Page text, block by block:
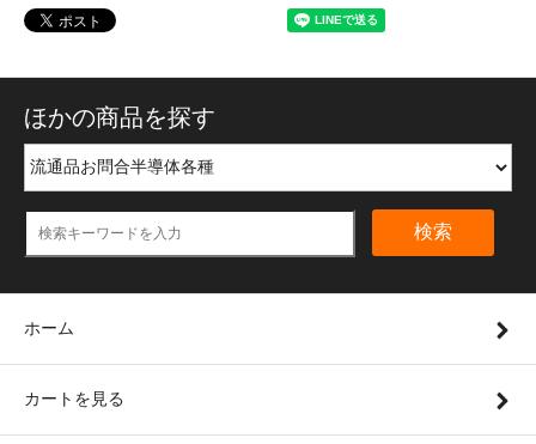
ほかの商品を探す
検索
ホーム
カートを見る